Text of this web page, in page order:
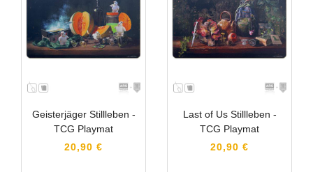
Geisterjäger Stillleben -
TCG Playmat
20,90 €
Last of Us Stillleben -
TCG Playmat
20,90 €